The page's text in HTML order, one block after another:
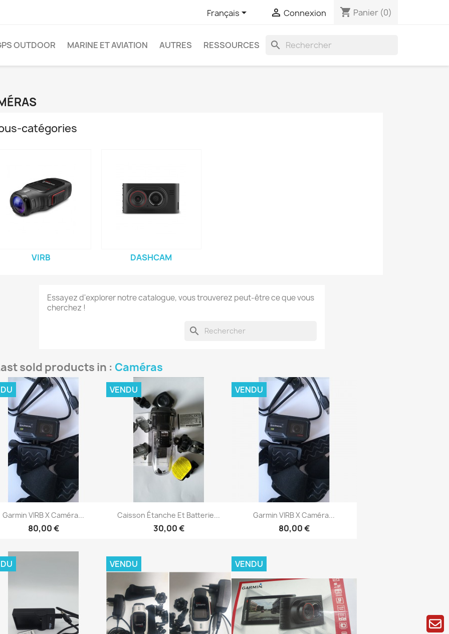
Français  Connexion shopping_cart Panier (0)
OUTDOOR MARINE ET AVIATION AUTRES RESSOURCES search
catégories
VIRB DASHCAM
Essayez d'explorer notre catalogue, vous trouverez peut-être ce que vous
cherchez !
search
sold products in : Caméras
Aperçu rapide
Garmin VIRB X Caméra...
80,00 €
 Aperçu rapide
Caisson Étanche Et Batterie...
30,00 €
VENDU
Aperçu rapide
Garmin VIRB X Caméra...
80,00 €
VENDU
VENDU VENDU